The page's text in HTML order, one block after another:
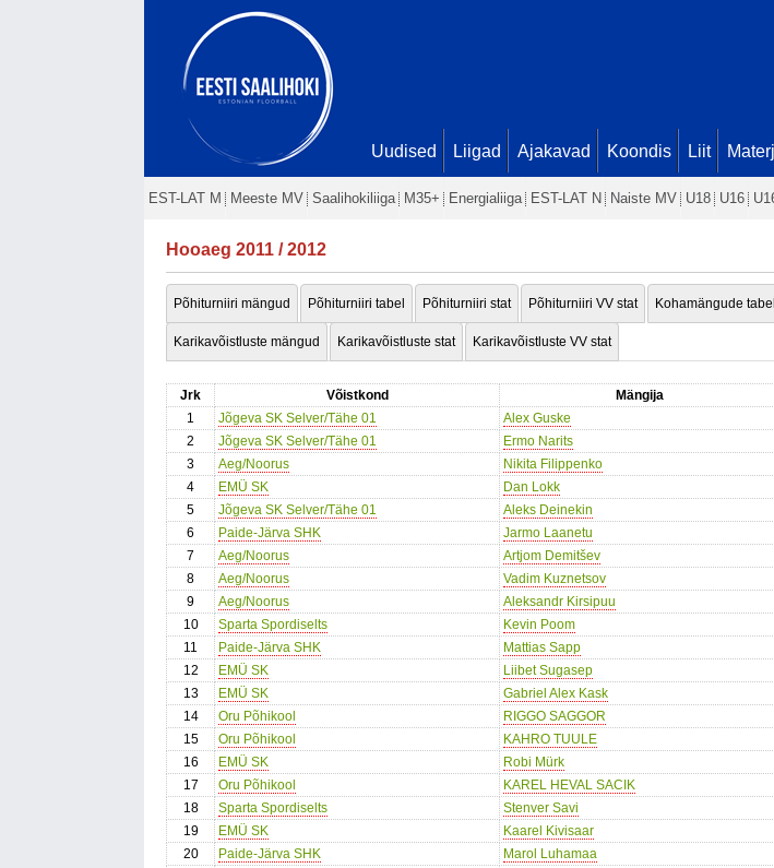
Uudised Liigad Ajakavad Koondis Liit
EST-LAT M Meeste MV Saalihokiliiga M35+ Energialiiga EST-LAT N Naiste MV U18 U16
Hooaeg 2011 / 2012
Põhiturniiri mängud Põhiturniiri tabel Põhiturniiri stat Põhiturniiri VV stat Kohamängude tabel
Karikavõistluste mängud Karikavõistluste stat Karikavõistluste VV stat
Jrk Võistkond Mängija
1
Jõgeva SK Selver/Tähe 01 Alex Guske
2
Jõgeva SK Selver/Tähe 01 Ermo Narits
3
Aeg/Noorus Nikita Filippenko
4
EMÜ SK Dan Lokk
5
Jõgeva SK Selver/Tähe 01 Aleks Deinekin
6
Paide-Järva SHK Jarmo Laanetu
7
Aeg/Noorus Artjom Demitšev
8
Aeg/Noorus Vadim Kuznetsov
9
Aeg/Noorus Aleksandr Kirsipuu
10
Sparta Spordiselts Kevin Poom
11
Paide-Järva SHK Mattias Sapp
12
EMÜ SK Liibet Sugasep
13
EMÜ SK Gabriel Alex Kask
14
Oru Põhikool RIGGO SAGGOR
15
Oru Põhikool KAHRO TUULE
16
EMÜ SK Robi Mürk
17
Oru Põhikool KAREL HEVAL SACIK
18
Sparta Spordiselts Stenver Savi
19
EMÜ SK Kaarel Kivisaar
20
Paide-Järva SHK Marol Luhamaa